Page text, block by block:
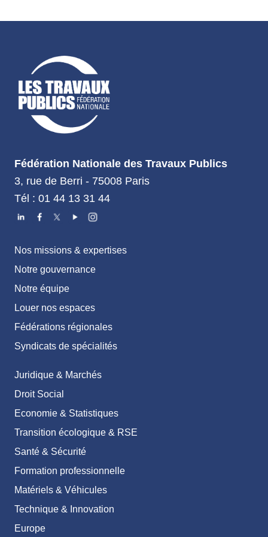
Fédération Nationale des Travaux Publics
3, rue de Berri - 75008 Paris
Tél : 01 44 13 31 44
Nos missions & expertises
Notre gouvernance
Notre équipe
Louer nos espaces
Fédérations régionales
Syndicats de spécialités
Juridique & Marchés
Droit Social
Economie & Statistiques
Transition écologique & RSE
Santé & Sécurité
Formation professionnelle
Matériels & Véhicules
Technique & Innovation
Europe